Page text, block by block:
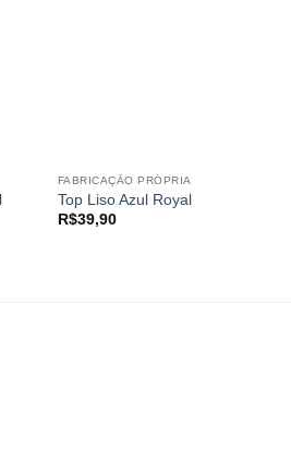
FABRICAÇÃO PRÓPRIA
Top Liso Azul Royal
R$39,90